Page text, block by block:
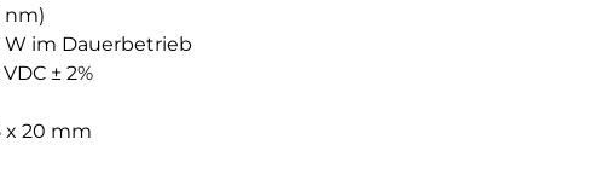
nm)
W im Dauerbetrieb
± 2%
x 20 mm